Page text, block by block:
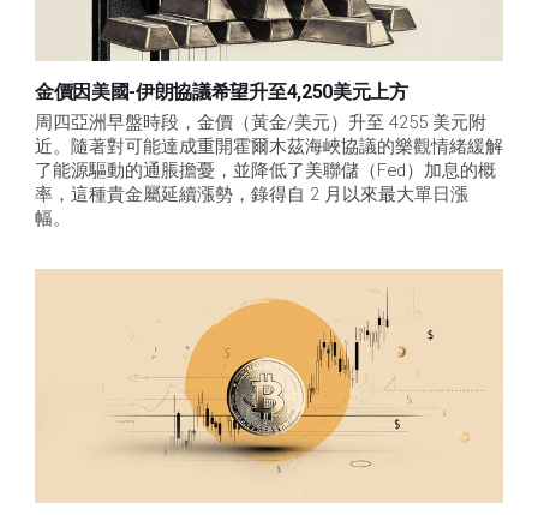
金價因美國-伊朗協議希望升至4,250美元上方
周四亞洲早盤時段，金價（黃金/美元）升至 4255 美元附
近。隨著對可能達成重開霍爾木茲海峽協議的樂觀情緒緩解
了能源驅動的通脹擔憂，並降低了美聯儲（Fed）加息的概
率，這種貴金屬延續漲勢，錄得自 2 月以來最大單日漲
幅。